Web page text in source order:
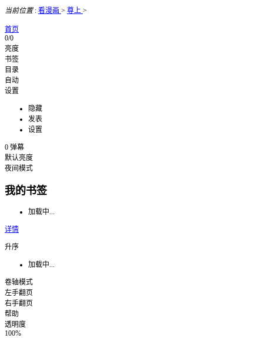
当前位置: 看漫画 > 尊上 >
首页
0/0
亮度
书签
目录
自动
设置
隐藏
发表
设置
0 弹幕
默认亮度
夜间模式
我的书签
加载中...
详情
升序
加载中...
卷轴模式
左手翻页
右手翻页
帮助
透明度
100%